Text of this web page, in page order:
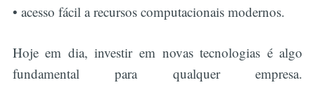
• acesso fácil a recursos computacionais modernos.
Hoje em dia, investir em novas tecnologias é algo
fundamental para qualquer empresa.